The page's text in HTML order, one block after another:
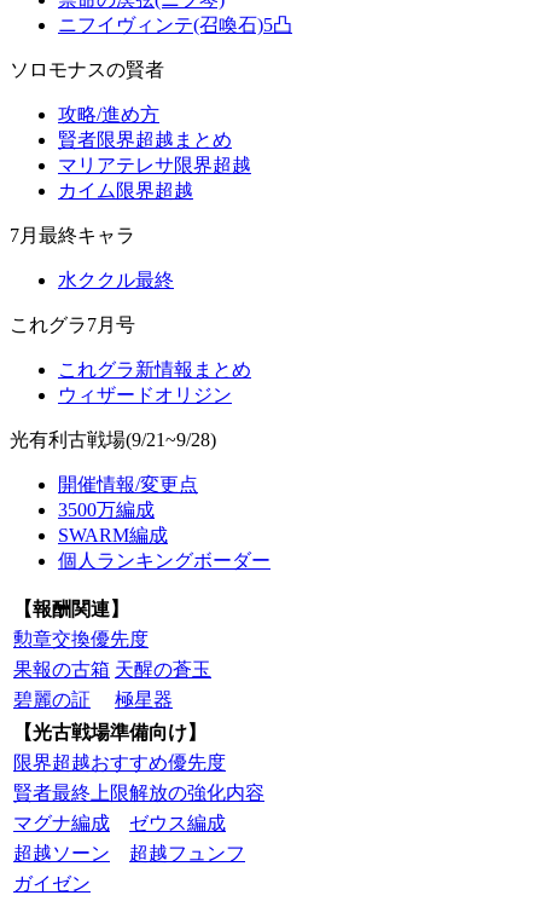
ニフイヴィンテ(召喚石)5凸
ソロモナスの賢者
攻略/進め方
賢者限界超越まとめ
マリアテレサ限界超越
カイム限界超越
7月最終キャラ
水ククル最終
これグラ7月号
これグラ新情報まとめ
ウィザードオリジン
光有利古戦場(9/21~9/28)
開催情報/変更点
3500万編成
SWARM編成
個人ランキングボーダー
【報酬関連】
勲章交換優先度
果報の古箱 天醒の蒼玉
碧麗の証
極星器
【光古戦場準備向け】
限界超越おすすめ優先度
賢者最終上限解放の強化内容
マグナ編成
ゼウス編成
超越ソーン
超越フュンフ
ガイゼン